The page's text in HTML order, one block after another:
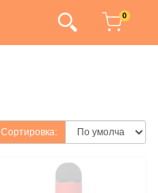
0
Сортировка: